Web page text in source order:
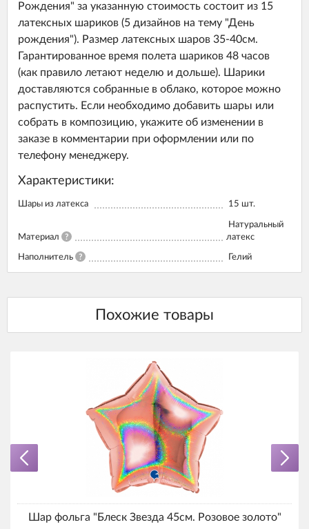
Рождения" за указанную стоимость состоит из 15
латексных шариков (5 дизайнов на тему "День
рождения"). Размер латексных шаров 35-40см.
Гарантированное время полета шариков 48 часов
(как правило летают неделю и дольше). Шарики
доставляются собранные в облако, которое можно
распустить. Если необходимо добавить шары или
собрать в композицию, укажите об изменении в
заказе в комментарии при оформлении или по
телефону менеджеру.
Характеристики:
Шары из латекса 15 шт.
Материал ?
Натуральный
латекс
Наполнитель ? Гелий
Шар фольга "Блеск Звезда 45см. Розовое золото"